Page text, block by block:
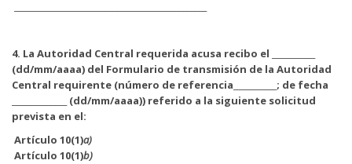
4. La Autoridad Central requerida acusa recibo el ___________
(dd/mm/aaaa) del Formulario de transmisión de la Autoridad
Central requirente (número de referencia___________; de fecha
______________ (dd/mm/aaaa)) referido a la siguiente solicitud
prevista en el:
Artículo 10(1)a)
Artículo 10(1)b)